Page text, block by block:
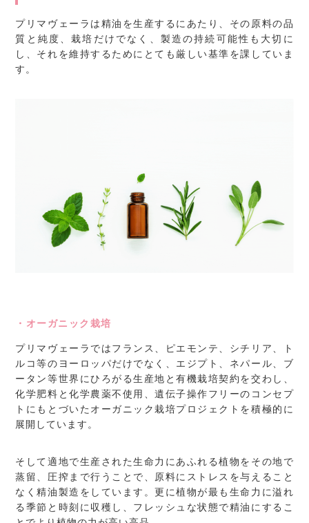
プリマヴェーラは精油を生産するにあたり、その原料の品
質と純度、栽培だけでなく、製造の持続可能性も大切に
し、それを維持するためにとても厳しい基準を課していま
す。
・オーガニック栽培
プリマヴェーラではフランス、ピエモンテ、シチリア、ト
ルコ等のヨーロッパだけでなく、エジプト、ネパール、ブ
ータン等世界にひろがる生産地と有機栽培契約を交わし、
化学肥料と化学農薬不使用、遺伝子操作フリーのコンセプ
トにもとづいたオーガニック栽培プロジェクトを積極的に
展開しています。
そして適地で生産された生命力にあふれる植物をその地で
蒸留、圧搾まで行うことで、原料にストレスを与えること
なく精油製造をしています。更に植物が最も生命力に溢れ
る季節と時刻に収穫し、フレッシュな状態で精油にするこ